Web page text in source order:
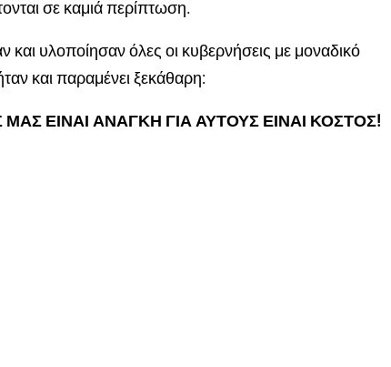
σε καμιά περίπτωση.
και υλοποίησαν όλες οι κυβερνήσεις με μοναδικό
και παραμένει ξεκάθαρη:
ΕΙΝΑΙ ΑΝΑΓΚΗ ΓΙΑ ΑΥΤΟΥΣ ΕΙΝΑΙ ΚΟΣΤΟΣ!